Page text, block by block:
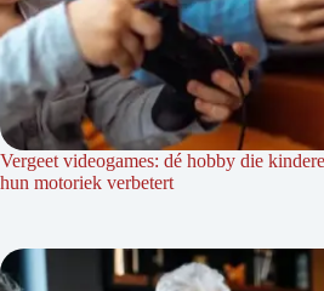
Vergeet videogames: dé hobby die
hun motoriek verbetert